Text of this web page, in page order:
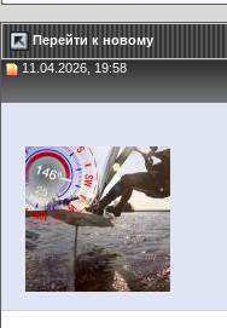
Перейти к новому
11.04.2026, 19:58